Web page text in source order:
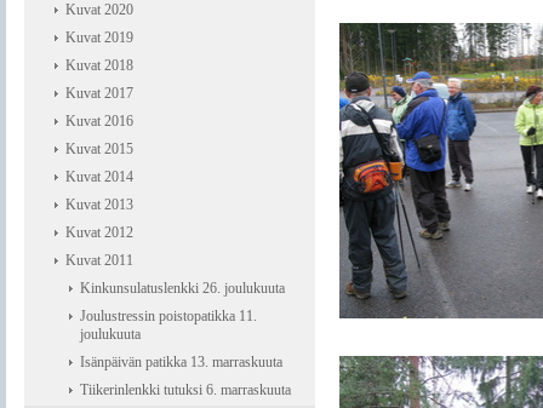
Kuvat 2020
Kuvat 2019
Kuvat 2018
Kuvat 2017
Kuvat 2016
Kuvat 2015
Kuvat 2014
Kuvat 2013
Kuvat 2012
Kuvat 2011
Kinkunsulatuslenkki 26. joulukuuta
Joulustressin poistopatikka 11.
joulukuuta
Isänpäivän patikka 13. marraskuuta
Tiikerinlenkki tutuksi 6. marraskuuta